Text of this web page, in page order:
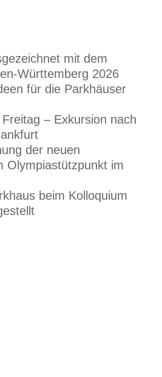
mit dem
Württemberg 2026
für die Parkhäuser
– Exkursion nach
der neuen
Olympiastützpunkt im
beim Kolloquium